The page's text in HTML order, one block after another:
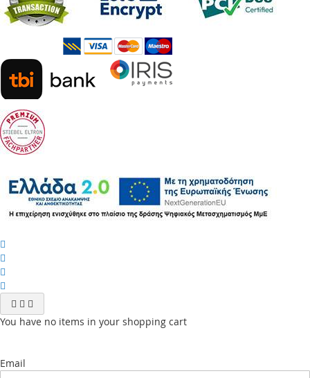
You have no items in your shopping cart
Email